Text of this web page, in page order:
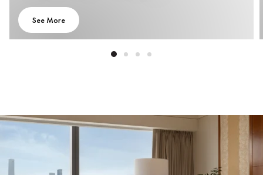
See More